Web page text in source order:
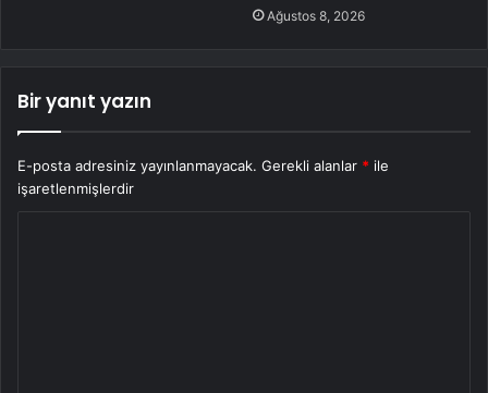
Ağustos 8, 2026
Bir yanıt yazın
E-posta adresiniz yayınlanmayacak. Gerekli alanlar * ile
işaretlenmişlerdir